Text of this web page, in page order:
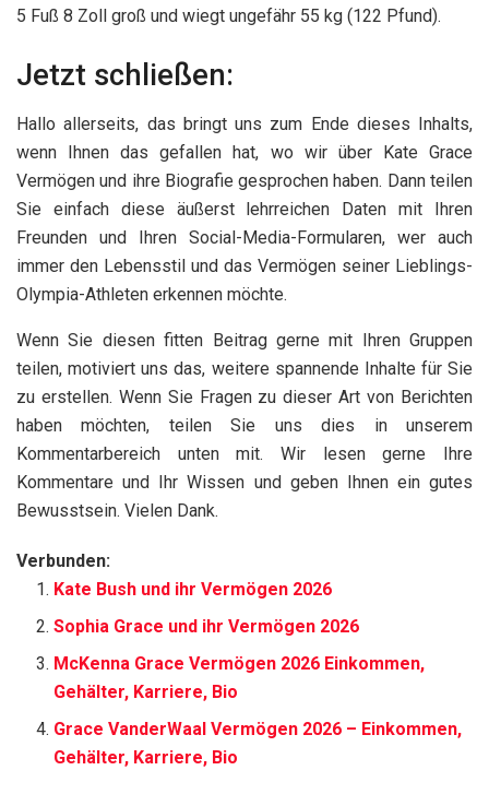
5 Fuß 8 Zoll groß und wiegt ungefähr 55 kg (122 Pfund).
Jetzt schließen:
Hallo allerseits, das bringt uns zum Ende dieses Inhalts,
wenn Ihnen das gefallen hat, wo wir über Kate Grace
Vermögen und ihre Biografie gesprochen haben. Dann teilen
Sie einfach diese äußerst lehrreichen Daten mit Ihren
Freunden und Ihren Social-Media-Formularen, wer auch
immer den Lebensstil und das Vermögen seiner Lieblings-
Olympia-Athleten erkennen möchte.
Wenn Sie diesen fitten Beitrag gerne mit Ihren Gruppen
teilen, motiviert uns das, weitere spannende Inhalte für Sie
zu erstellen. Wenn Sie Fragen zu dieser Art von Berichten
haben möchten, teilen Sie uns dies in unserem
Kommentarbereich unten mit. Wir lesen gerne Ihre
Kommentare und Ihr Wissen und geben Ihnen ein gutes
Bewusstsein. Vielen Dank.
Verbunden:
Kate Bush und ihr Vermögen 2026
Sophia Grace und ihr Vermögen 2026
McKenna Grace Vermögen 2026 Einkommen,
Gehälter, Karriere, Bio
Grace VanderWaal Vermögen 2026 – Einkommen,
Gehälter, Karriere, Bio